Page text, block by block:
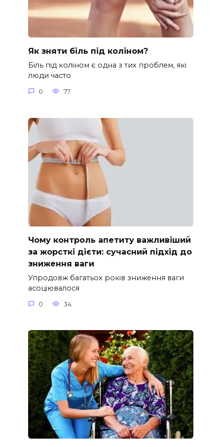
Як зняти біль під коліном?
Біль під коліном є одна з тих проблем, які
люди часто
0 77
Чому контроль апетиту важливіший
за жорсткі дієти: сучасний підхід до
зниження ваги
Упродовж багатьох років зниження ваги
асоціювалося
0 34